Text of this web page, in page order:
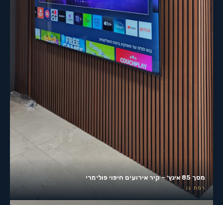
מסך 85 אינץ׳ – קיר אירועים חיפוי פולימרי
רמת גן